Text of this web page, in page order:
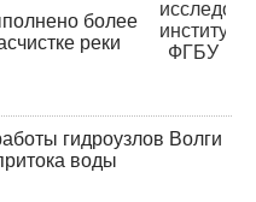
более
реки
гидроузлов Волги
воды